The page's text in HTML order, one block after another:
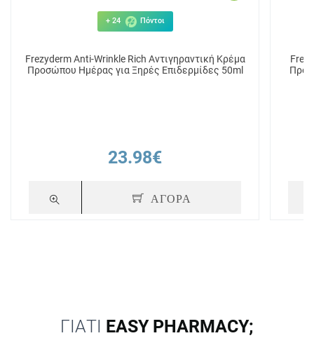
+ 24 Πόντοι
Frezyderm Anti-Wrinkle Rich Αντιγηραντική Κρέμα
Προσώπου Ημέρας για Ξηρές Επιδερμίδες 50ml
23.98€
ΑΓΟΡΑ
ΓΙΑΤΙ EASY PHARMACY;